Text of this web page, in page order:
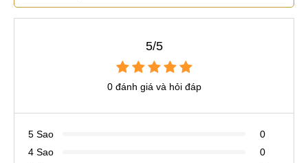
5/5
0 đánh giá và hỏi đáp
5 Sao
0
4 Sao
0